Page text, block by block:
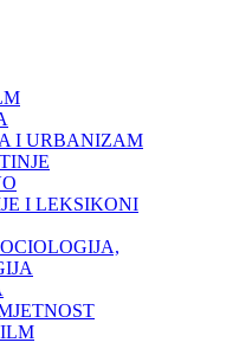
I URBANIZAM
I LEKSIKONI